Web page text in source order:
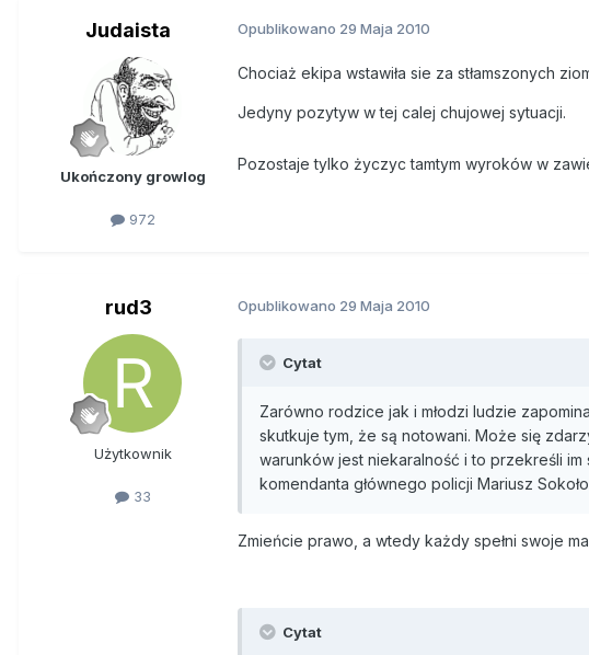
Judaista
Ukończony growlog
972
Opublikowano 29 Maja 2010
Chociaż ekipa wstawiła sie za stłamszonych
Jedyny pozytyw w tej calej chujowej sytuacji.
Pozostaje tylko życzyc tamtym wyroków w
rud3
Użytkownik
33
Opublikowano 29 Maja 2010
Cytat
Zarówno rodzice jak i młodzi ludzie
skutkuje tym, że są notowani. Może się
warunków jest niekaralność i to przekreśli im
komendanta głównego policji Mariusz
Zmieńcie prawo, a wtedy każdy spełni swoje
Cytat